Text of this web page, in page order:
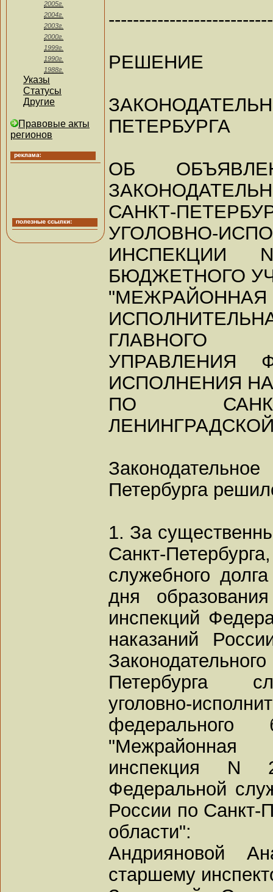
2005г.
2004г.
2003г.
2000г.
1999г.
1990г.
1988г.
Указы
Статусы
Другие
Правовые акты
регионов
РЕШЕНИЕ
ПЕТЕРБУРГА
ОБ
САНКТ-
УГОЛОВНО-
ИНСПЕКЦИИ
БЮДЖЕТНОГО
ГЛАВНОГО
УПРАВЛЕНИЯ
ИСПОЛНЕНИЯ
ПО
Петербурга
1. За
Санкт-
служебного
дня образования
инспекций
наказаний
Петербурга
уголовно-
федерального
"Межрайонная
инспекция N
Федеральной
России по Санкт-
области":
Андрияновой
старшему